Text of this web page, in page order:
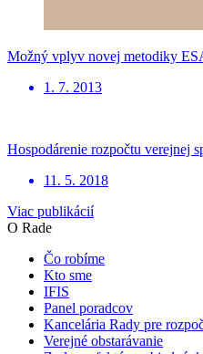
Možný vplyv novej metodiky
1. 7. 2013
Hospodárenie rozpočtu verejnej
11. 5. 2018
Viac publikácií
O Rade
Čo robíme
Kto sme
IFIS
Panel poradcov
Kancelária Rady pre
Verejné obstarávanie